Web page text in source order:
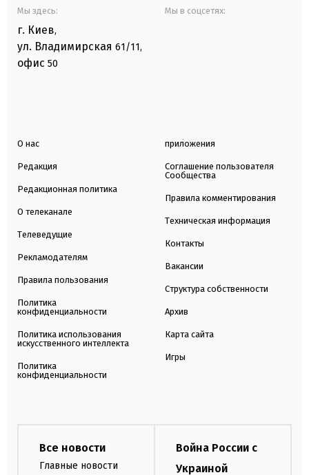
Мы здесь:
г. Киев,
ул. Владимирская 61/11,
офис 50
Мы в соцсетях:
О нас
Редакция
Редакционная политика
О телеканале
Телеведущие
Рекламодателям
Правила пользования
Политика
конфиденциальности
Политика использования
искусственного интеллекта
Политика
конфиденциальности
приложения
Соглашение пользователя
Сообщества
Правила комментирования
Техническая информация
Контакты
Вакансии
Структура собственности
Архив
Карта сайта
Игры
Все новости
Главные новости
Война России с
Украиной